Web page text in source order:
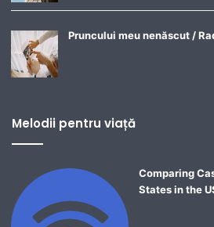
Pruncului meu nenăscut /
Melodii pentru viață
Comparing
States in the